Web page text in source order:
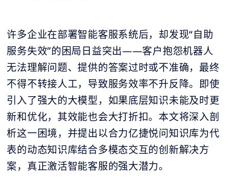
许多企业在部署智能客服系统后，却发现“自助
服务失效”的困局日益突出——客户抱怨机器人
无法理解问题、提供的答案过时或不准确，最终
不得不转接人工，导致服务效率不升反降。即使
引入了强大的大模型，如果底层知识未能及时更
新和优化，其效能也会大打折扣。本文将深入剖
析这一困境，并提出以合力亿捷悦问知识库为代
表的动态知识库结合多模态交互的创新解决方
案，真正激活智能客服的强大潜力。